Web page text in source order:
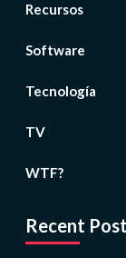
Recursos
Software
Tecnología
TV
WTF?
Recent